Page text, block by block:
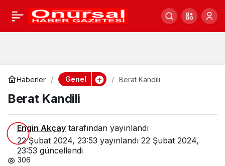
Haberler Genel Berat Kandili
Berat Kandili
Engin Akçay tarafından yayınlandı
22 Şubat 2024, 23:53 yayınlandı 22 Şubat 2024,
23:53 güncellendi
306
Berat Kandili 0